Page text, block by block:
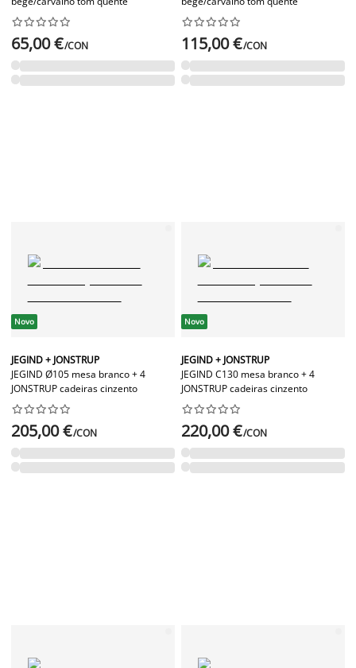






65,00 €/CON






115,00 €/CON
Novo
JEGIND + JONSTRUP
JEGIND Ø105 mesa branco + 4
JONSTRUP cadeiras cinzento






205,00 €/CON
Novo
JEGIND + JONSTRUP
JEGIND C130 mesa branco + 4
JONSTRUP cadeiras cinzento






220,00 €/CON